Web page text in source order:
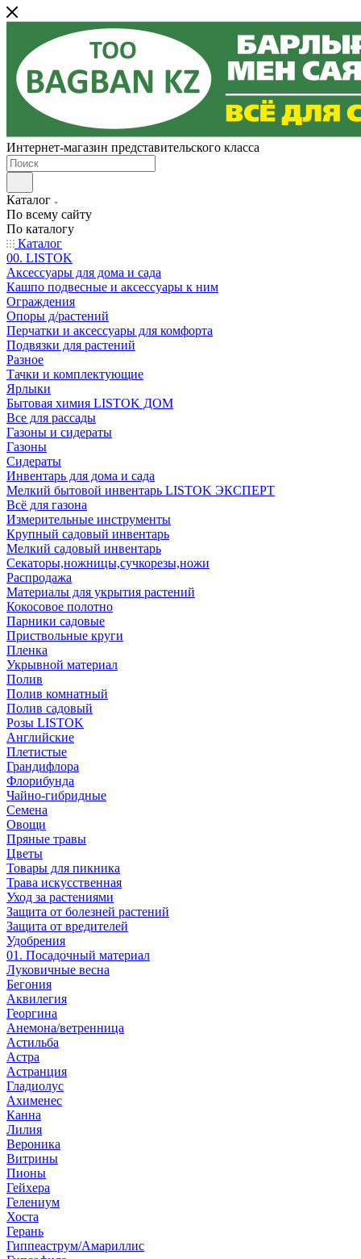
Интернет-магазин представительского класса
Каталог
По всему сайту
По каталогу
Каталог
00. LISTOK
Аксессуары для дома и сада
Кашпо подвесные и аксессуары к ним
Ограждения
Опоры д/растений
Перчатки и аксессуары для комфорта
Подвязки для растений
Разное
Тачки и комплектующие
Ярлыки
Бытовая химия LISTOK ДОМ
Все для рассады
Газоны и сидераты
Газоны
Сидераты
Инвентарь для дома и сада
Мелкий бытовой инвентарь LISTOK ЭКСПЕРТ
Всё для газона
Измерительные инструменты
Крупный садовый инвентарь
Мелкий садовый инвентарь
Секаторы,ножницы,сучкорезы,ножи
Распродажа
Материалы для укрытия растений
Кокосовое полотно
Парники садовые
Приствольные круги
Пленка
Укрывной материал
Полив
Полив комнатный
Полив садовый
Розы LISTOK
Английские
Плетистые
Грандифлора
Флорибунда
Чайно-гибридные
Семена
Овощи
Пряные травы
Цветы
Товары для пикника
Трава искусственная
Уход за растениями
Защита от болезней растений
Защита от вредителей
Удобрения
01. Посадочный материал
Луковичные весна
Бегония
Аквилегия
Георгина
Анемона/ветренница
Астильба
Астра
Астранция
Гладиолус
Ахименес
Канна
Лилия
Вероника
Витрины
Пионы
Гейхера
Гелениум
Хоста
Герань
Гиппеаструм/Амариллис